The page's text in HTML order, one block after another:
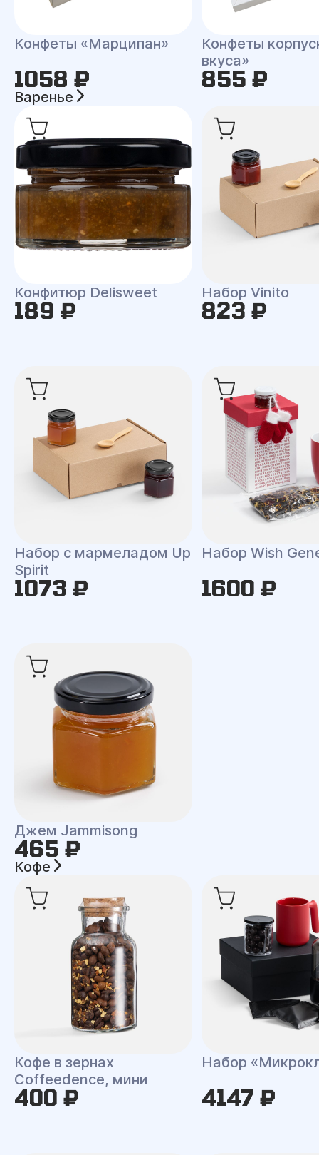
Конфеты «Марципан»
1058 ₽
Конфеты
вкуса»
855 ₽
Варенье
Конфитюр Delisweet
189 ₽
Набор Vinito
823 ₽
Набор с мармеладом Up
Spirit
1073 ₽
Набор Wish
1600 ₽
Джем Jammisong
465 ₽
Кофе
Кофе в зернах
Coffeedence, мини
400 ₽
Набор
4147 ₽